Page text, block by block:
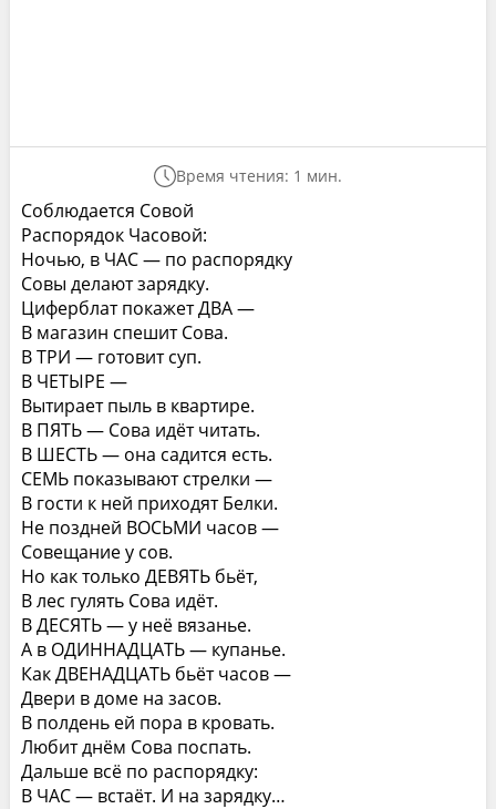
Время чтения: 1 мин.
Соблюдается Совой
Распорядок Часовой:
Ночью, в ЧАС — по распорядку
Совы делают зарядку.
Циферблат покажет ДВА —
В магазин спешит Сова.
В ТРИ — готовит суп.
В ЧЕТЫРЕ —
Вытирает пыль в квартире.
В ПЯТЬ — Сова идёт читать.
В ШЕСТЬ — она садится есть.
СЕМЬ показывают стрелки —
В гости к ней приходят Белки.
Не поздней ВОСЬМИ часов —
Совещание у сов.
Но как только ДЕВЯТЬ бьёт,
В лес гулять Сова идёт.
В ДЕСЯТЬ — у неё вязанье.
А в ОДИННАДЦАТЬ — купанье.
Как ДВЕНАДЦАТЬ бьёт часов —
Двери в доме на засов.
В полдень ей пора в кровать.
Любит днём Сова поспать.
Дальше всё по распорядку:
В ЧАС — встаёт. И на зарядку…